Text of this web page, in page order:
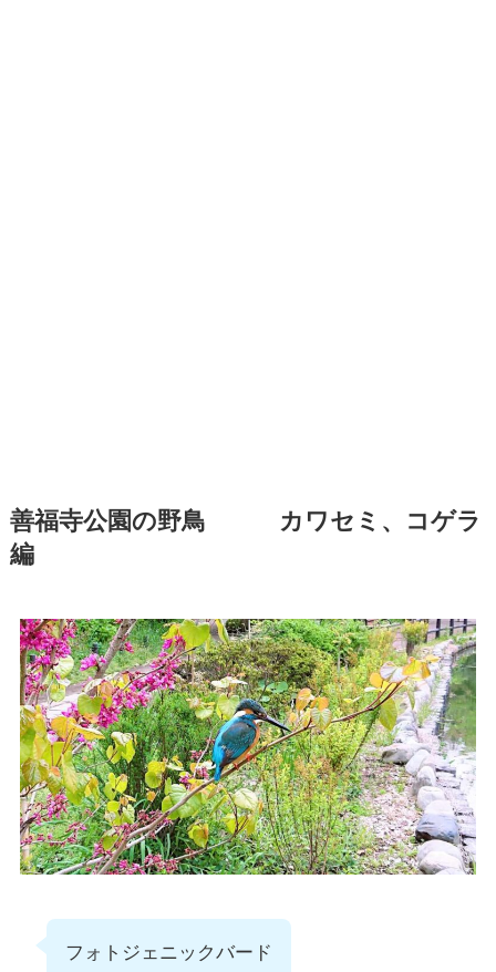
善福寺公園の野鳥 カワセミ、コゲラ
編
フォトジェニックバード